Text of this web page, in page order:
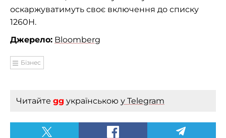
оскаржуватимуть своє включення до списку
1260H.
Джерело: Bloomberg
Бізнес
Читайте gg українською у Telegram